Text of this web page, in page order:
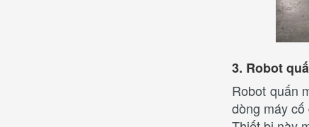
3. Robot
Robot quấn
dòng máy